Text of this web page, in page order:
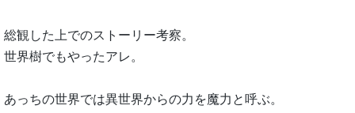
総観した上でのストーリー考察。
世界樹でもやったアレ。
あっちの世界では異世界からの力を魔力と呼ぶ。